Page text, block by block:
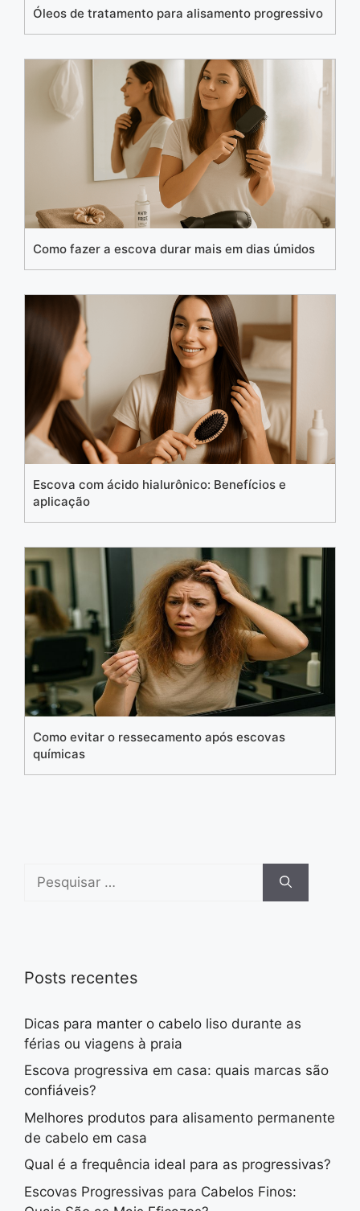
Óleos de tratamento para alisamento progressivo
Como fazer a escova durar mais em dias úmidos
Escova com ácido hialurônico: Benefícios e
aplicação
Como evitar o ressecamento após escovas
químicas
por:
Posts recentes
Dicas para manter o cabelo liso durante as
férias ou viagens à praia
Escova progressiva em casa: quais marcas são
confiáveis?
Melhores produtos para alisamento permanente
de cabelo em casa
Qual é a frequência ideal para as progressivas?
Escovas Progressivas para Cabelos Finos: